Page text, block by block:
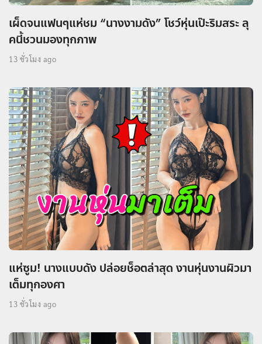
เผ็ดจนแฟนๆแห่ชม “นางงามดัง” โชว์หุ่นเป๊ะริมสระ ลุ
คนี้ชวนมองทุกภาพ
13 ชั่วโมง ago
แห่ซูม! นางแบบดัง ปล่อยช็อตล่าสุด งานหุ่นงานผิวมา
เต็มทุกองศา
13 ชั่วโมง ago